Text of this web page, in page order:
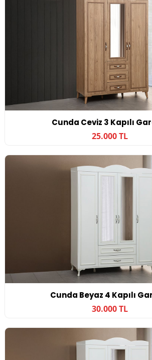
Cunda Ceviz 3 Kapılı
25.000 TL
Cunda Beyaz 4 Kapılı
30.000 TL